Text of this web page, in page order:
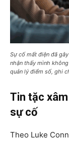
Sự cố mất điện đã
nhận thấy mình
quản lý điểm số, ghi
Tin tặc
sự cố
Theo Luke